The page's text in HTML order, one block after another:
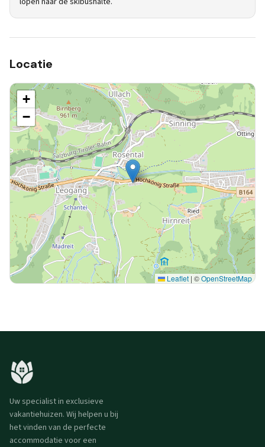
Locatie
+
−
Leaflet | ©OpenStreetMap
Uw specialist in exclusieve
vakantiehuizen. Wij helpen u bij
het vinden van de perfecte
accommodatie voor een